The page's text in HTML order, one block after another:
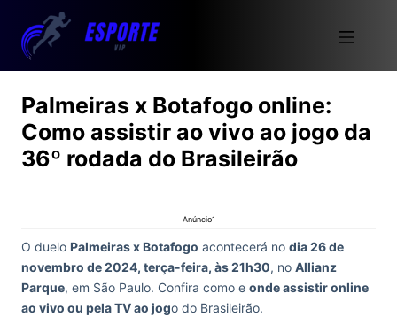
Palmeiras x Botafogo online:
Como assistir ao vivo ao jogo da
36º rodada do Brasileirão
Anúncio1
O duelo Palmeiras x Botafogo acontecerá no dia 26 de
novembro de 2024, terça-feira, às 21h30, no Allianz
Parque, em São Paulo. Confira como e onde assistir online
ao vivo ou pela TV ao jogo do Brasileirão.